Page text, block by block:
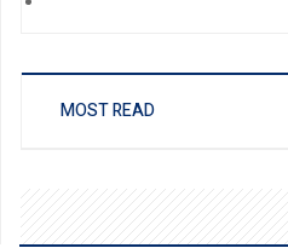
MOST READ